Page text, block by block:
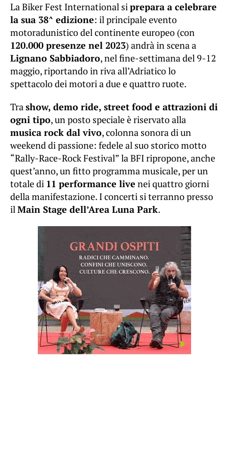
La Biker Fest International siprepara a celebrare
la sua 38^ edizione: il principale evento
motoradunistico del continente europeo (con
120.000 presenze nel 2023) andrà in scena a
Lignano Sabbiadoro, nel fine-settimana del 9-12
maggio, riportando in riva all’Adriatico lo
spettacolo dei motori a due e quattro ruote.
Trashow, demo ride, street food e attrazioni di
ogni tipo, un posto speciale è riservato alla
musica rock dal vivo, colonna sonora di un
weekend di passione: fedele al suo storico motto
“Rally-Race-Rock Festival” la BFI ripropone, anche
quest’anno, un fitto programma musicale, per un
totale di 11 performance live nei quattro giorni
della manifestazione. I concerti si terranno presso
ilMain Stage dell’Area Luna Park.